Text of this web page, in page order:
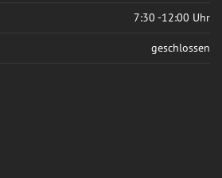
7:30 -12:00 Uhr
geschlossen